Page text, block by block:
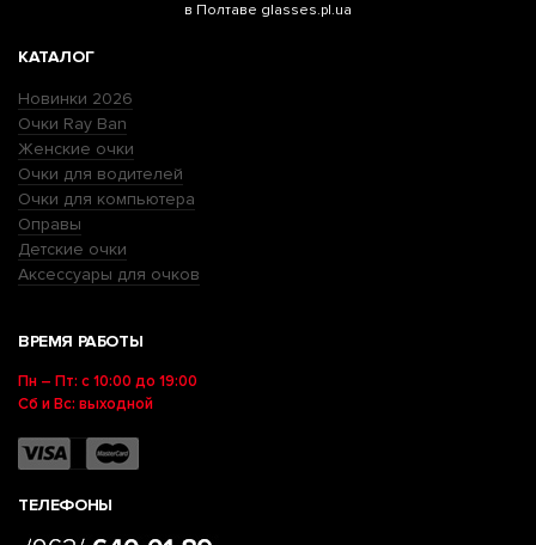
в Полтаве glasses.pl.ua
КАТАЛОГ
Новинки 2026
Очки Ray Ban
Женские очки
Очки для водителей
Очки для компьютера
Оправы
Детские очки
Аксессуары для очков
ВРЕМЯ РАБОТЫ
Пн – Пт: с 10:00 до 19:00
Сб и Вс: выходной
ТЕЛЕФОНЫ